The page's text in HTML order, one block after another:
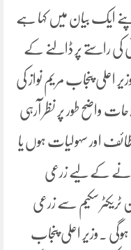
ایک بیان میں کہا ہے
راستے پر ڈالنے کے
پنجاب مریم نواز کی
واضح طور پر نظر آرہی
اور سہولیات ہوں یا
لانے کے لیے زرعی
ٹریکٹر سکیم سے زرعی
۔وزیر اعلی پنجاب